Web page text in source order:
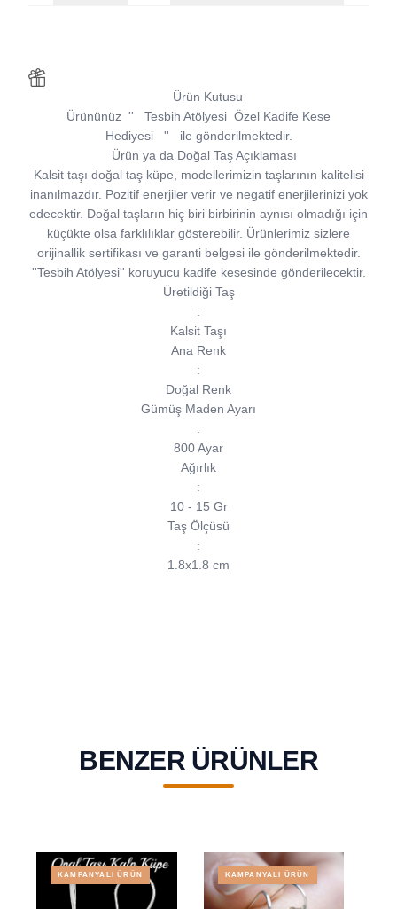
Ürün Kutusu
Ürününüz '' Tesbih Atölyesi Özel Kadife Kese
Hediyesi
''
ile gönderilmektedir.
Ürün ya da Doğal Taş Açıklaması
Kalsit taşı doğal taş küpe, modellerimizin taşlarının kalitelisi
inanılmazdır. Pozitif enerjiler verir ve negatif enerjilerinizi yok
edecektir. Doğal taşların hiç biri birbirinin aynısı olmadığı için
küçükte olsa farklılıklar gösterebilir. Ürünlerimiz sizlere
orijinallik sertifikası ve garanti belgesi ile gönderilmektedir.
''Tesbih Atölyesi'' koruyucu kadife kesesinde gönderilecektir.
Üretildiği Taş
:
Kalsit Taşı
Ana Renk
:
Doğal Renk
Gümüş Maden Ayarı
:
800 Ayar
Ağırlık
:
10 - 15 Gr
Taş Ölçüsü
:
1.8x1.8 cm
BENZER ÜRÜNLER
KAMPANYALI ÜRÜN KAMPANYALI ÜRÜN